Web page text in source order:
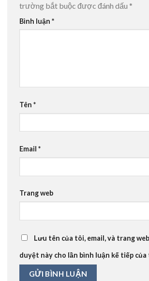
trường bắt buộc được đánh dấu *
Bình luận *
Tên *
Email *
Trang web
Lưu tên của tôi, email, và trang
duyệt này cho lần bình luận kế tiếp của